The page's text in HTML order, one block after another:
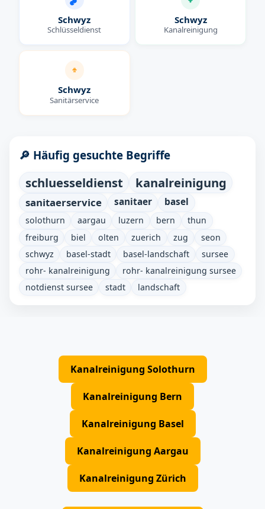
Schwyz
Schlüsseldienst
Schwyz
Kanalreinigung
Schwyz
Sanitärservice
🔎 Häufig gesuchte Begriffe
schluesseldienst kanalreinigung
sanitaerservice sanitaer basel
solothurn aargau luzern bern
thun
freiburg
biel olten zuerich zug
seon
schwyz
basel-stadt basel-landschaft
sursee
rohr- kanalreinigung
rohr- kanalreinigung sursee
notdienst sursee
stadt landschaft
Kanalreinigung Solothurn
Kanalreinigung Bern
Kanalreinigung Basel
Kanalreinigung Aargau
Kanalreinigung Zürich